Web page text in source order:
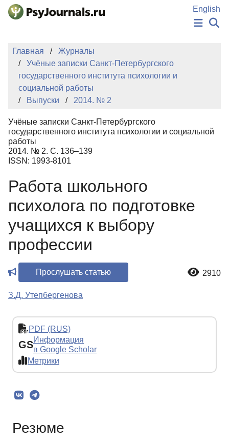
Перейти к основному содержанию
English
НОВОСТИ
ИЗДАНИЯ
ПОДАТЬ РУКОПИСЬ
БАЗА ЗНАНИЙ
КЛЮЧЕВЫЕ СЛОВА
Главная
Журналы
Учёные записки Санкт-Петербургского
государственного института психологии и
социальной работы
Выпуски
2014. № 2
Учёные записки Санкт-Петербургского
государственного института психологии и социальной
работы
2014. № 2. С. 136–139
ISSN: 1993-8101
Работа школьного
психолога по подготовке
учащихся к выбору
профессии
Прослушать статью 2910
З.Д. Утепбергенова
PDF (RUS)
GSИнформация
в Google Scholar
Метрики
Резюме